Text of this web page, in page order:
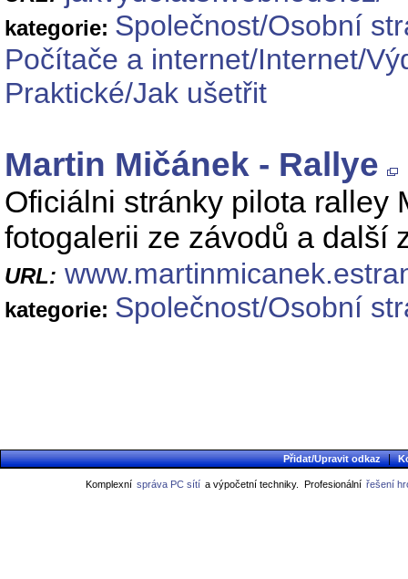
kategorie: Společnost/Osobní
Počítače a internet/Internet/
Praktické/Jak ušetřit
Martin Mičánek - Rallye
Oficiálni stránky pilota ralley
fotogalerii ze závodů a další
URL:
kategorie: Společnost/Osobní
Přidat/Upravit odkaz |
Komplexní správa PC sítí a výpočetní techniky. Profesionální řešení